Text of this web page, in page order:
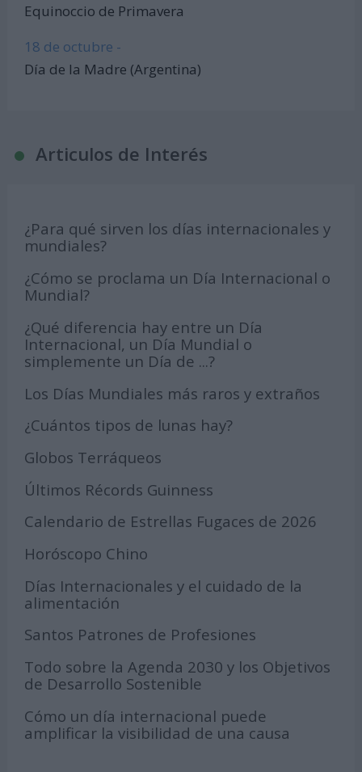
Equinoccio de Primavera
18 de octubre -
Día de la Madre (Argentina)
Articulos de Interés
¿Para qué sirven los días internacionales y
mundiales?
¿Cómo se proclama un Día Internacional o
Mundial?
¿Qué diferencia hay entre un Día
Internacional, un Día Mundial o
simplemente un Día de ...?
Los Días Mundiales más raros y extraños
¿Cuántos tipos de lunas hay?
Globos Terráqueos
Últimos Récords Guinness
Calendario de Estrellas Fugaces de 2026
Horóscopo Chino
Días Internacionales y el cuidado de la
alimentación
Santos Patrones de Profesiones
Todo sobre la Agenda 2030 y los Objetivos
de Desarrollo Sostenible
Cómo un día internacional puede
amplificar la visibilidad de una causa